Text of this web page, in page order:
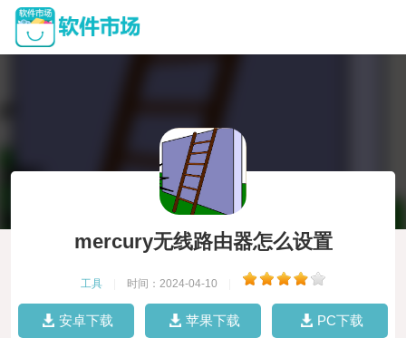
mercury无线路由器怎么设置
工具 时间：2024-04-10
安卓下载 苹果下载 PC下载